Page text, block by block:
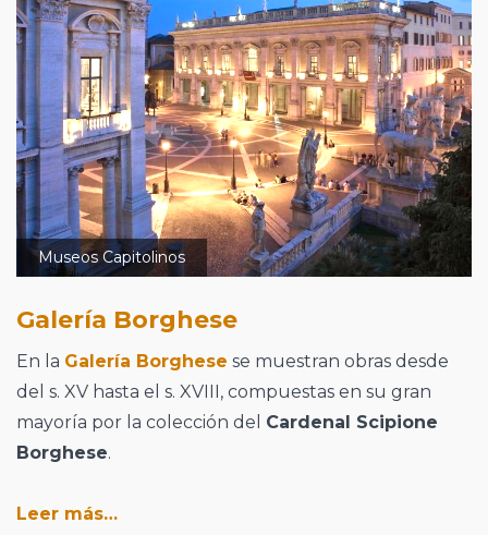
Museos Capitolinos
Galería Borghese
En la Galería Borghese se muestran obras desde
del s. XV hasta el s. XVIII, compuestas en su gran
mayoría por la colección del Cardenal Scipione
Borghese.
Leer más…